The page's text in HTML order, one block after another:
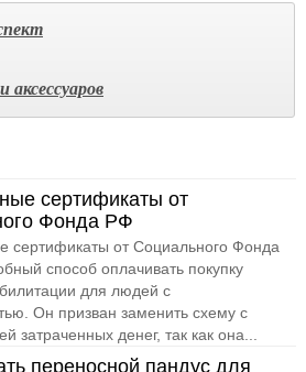
аксессуаров
сертификаты от
Фонда РФ
сертификаты от Социального Фонда
способ оплачивать покупку
для людей с
Он призван заменить схему с
затраченных денег, так как она...
переносной пандус для